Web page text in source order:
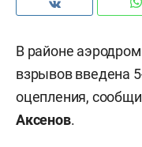
В районе
взрывов введена
оцепления,
Аксенов.